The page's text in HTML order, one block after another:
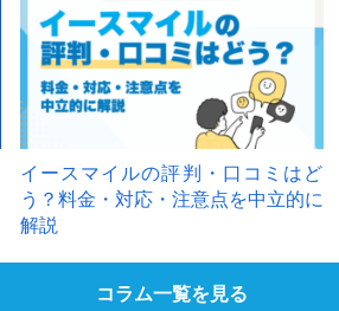
イースマイルの評判・口コミはど
う？料金・対応・注意点を中立的に
解説
コラム一覧を見る